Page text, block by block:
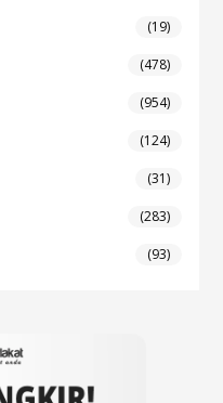
(19)
(478)
(954)
(124)
(31)
(283)
(93)